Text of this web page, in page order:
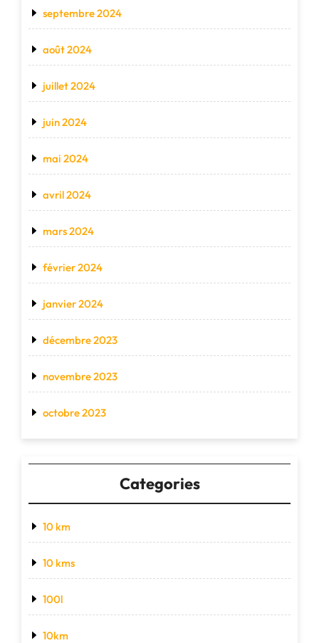
septembre 2024
août 2024
juillet 2024
juin 2024
mai 2024
avril 2024
mars 2024
février 2024
janvier 2024
décembre 2023
novembre 2023
octobre 2023
Categories
10 km
10 kms
100l
10km